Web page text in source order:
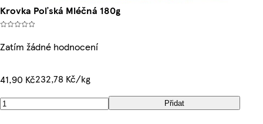
Krovka Poľská Mléčná 180g
Zatím žádné hodnocení
41,90 Kč232,78 Kč/kg
Přidat